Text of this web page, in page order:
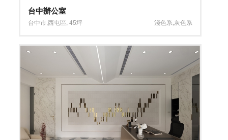
台中辦公室
台中市,西屯區 ,45坪 淺色系 灰色系